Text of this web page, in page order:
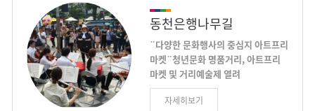
미료를 전혀 쓰지 않고 육수를 정성스
럽게 잘 우려냈으며, 고기는 기름기를
제거한 앞다리를 쓰고 순대로 고급 내
장만 골라 정성을 담아 낸 부산의 대
표적인 음식이다.
동천은행나무길
¨다양한 문화행사의 중심지 아트프리
마켓¨청년문화 명품거리, 아트프리
마켓 및 거리예술제 열려
동천은행나무길 서면엔씨백화점에서
더샾 센트럴스타 구간의 자리잡은 부
자세히보기